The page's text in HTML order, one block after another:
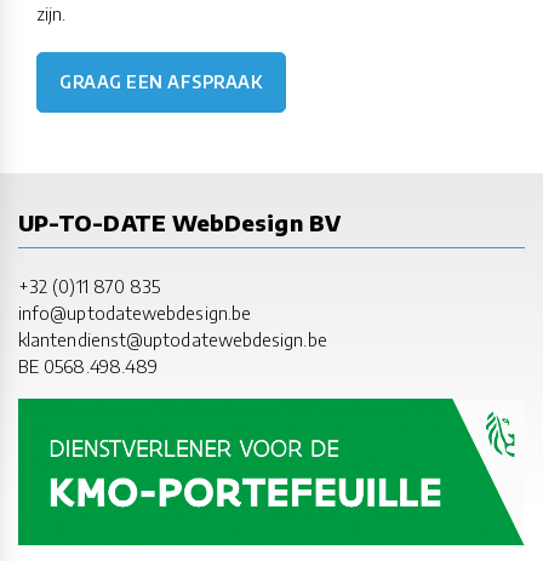
zijn.
GRAAG EEN AFSPRAAK
UP-TO-DATE WebDesign BV
+32 (0)11 870 835
info@uptodatewebdesign.be
klantendienst@uptodatewebdesign.be
BE 0568.498.489